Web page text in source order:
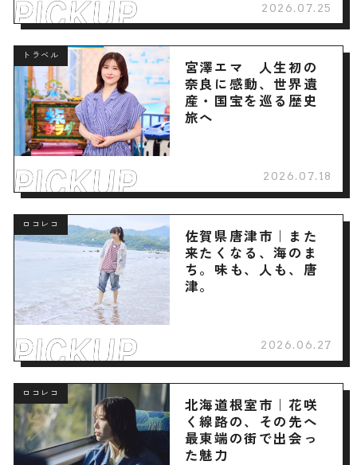
2026.07.25
トラベル
宮澤エマ 人生初の
奈良に感動、世界遺
産・国宝を巡る歴史
旅へ
2026.07.18
ロコレコ
佐賀県唐津市｜また
来たくなる、海のま
ち。味も、人も、唐
津。
2026.06.27
ロコレコ
北海道根室市｜花咲
く線路の、その先へ
最東端の街で出会っ
た魅力